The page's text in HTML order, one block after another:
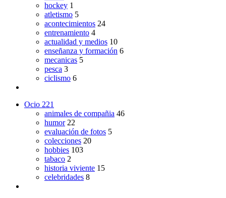
hockey 1
atletismo 5
acontecimientos 24
entrenamiento 4
actualidad y medios 10
enseñanza y formación 6
mecanicas 5
pesca 3
ciclismo 6
Ocio 221
animales de compañia 46
humor 22
evaluación de fotos 5
colecciones 20
hobbies 103
tabaco 2
historia viviente 15
celebridades 8